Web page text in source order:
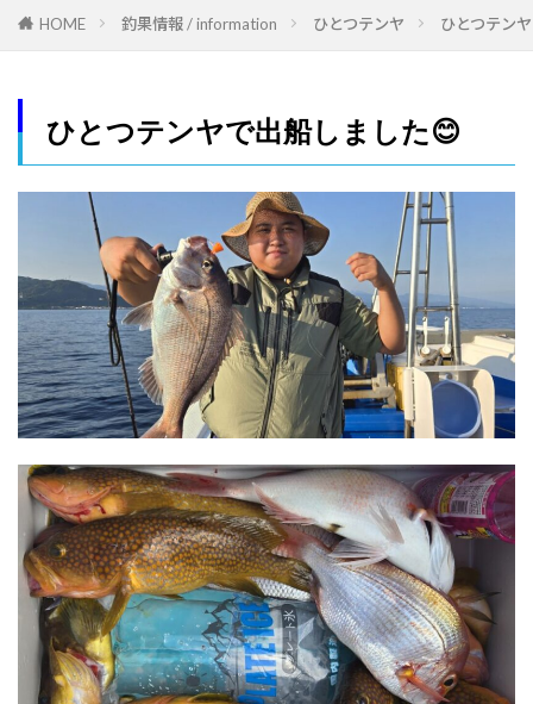
HOME 釣果情報 / information ひとつテンヤ ひとつテン
ひとつテンヤで出船しました😊